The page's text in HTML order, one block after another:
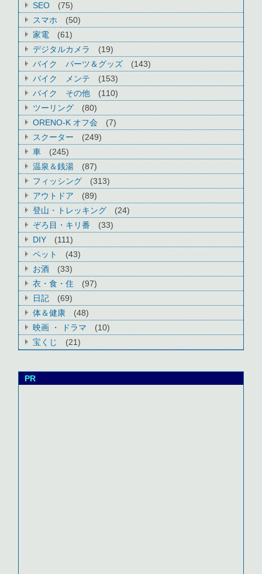
SEO
(75)
スマホ
(50)
家電
(61)
デジタルカメラ
(19)
バイク パーツ＆グッズ
(143)
バイク メンテ
(153)
バイク その他
(110)
ツーリング
(80)
ORENO-K オフ会
(7)
スクーター
(249)
車
(245)
温泉＆銭湯
(87)
フィッシング
(313)
アウトドア
(89)
登山・トレッキング
(24)
ぞろ目・キリ番
(33)
DIY
(111)
ペット
(43)
お酒
(33)
衣・食・住
(97)
日記
(69)
体＆健康
(48)
映画 ・ ドラマ
(10)
宝くじ
(21)
PR